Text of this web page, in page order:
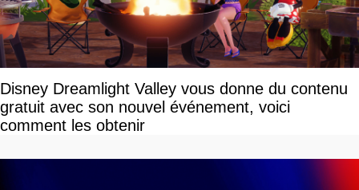
Disney Dreamlight Valley vous donne du contenu
gratuit avec son nouvel événement, voici
comment les obtenir